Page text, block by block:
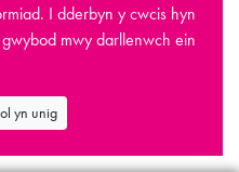
80 mlwyddiant
sy'n nodi pennod
I dderbyn y cwcis hyn
mwy darllenwch ein
yn unig